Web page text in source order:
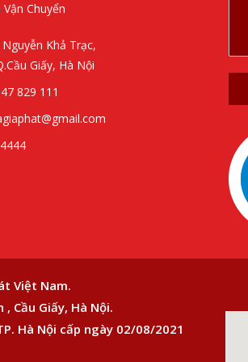
Vận Chuyển
Khả Trạc,
Giấy, Hà Nội
829 111
Việt Nam.
Cầu Giấy, Hà Nội.
Hà Nội cấp ngày 02/08/2021